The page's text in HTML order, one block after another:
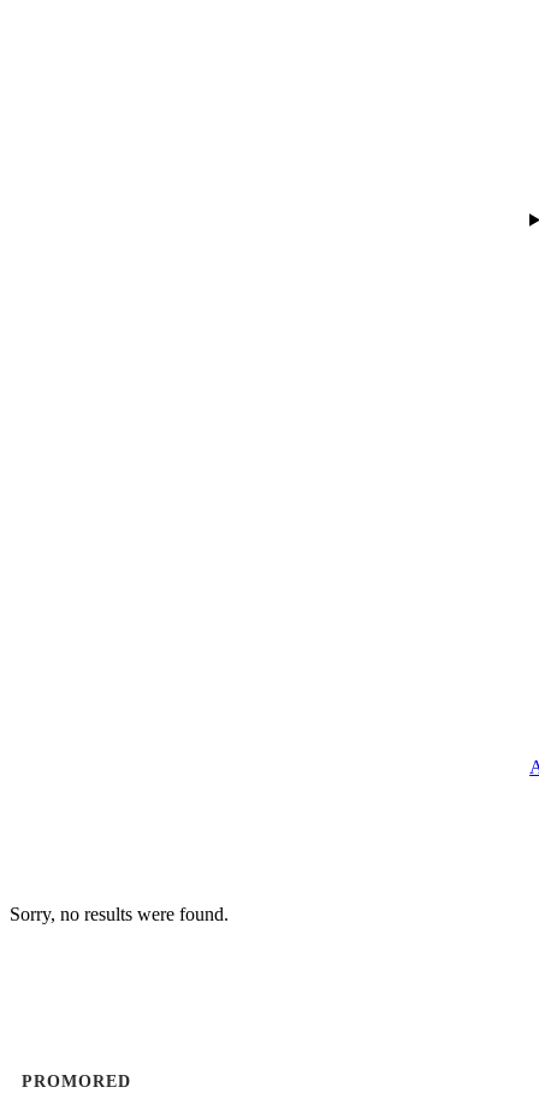
Sorry, no results were found.
PROMORED